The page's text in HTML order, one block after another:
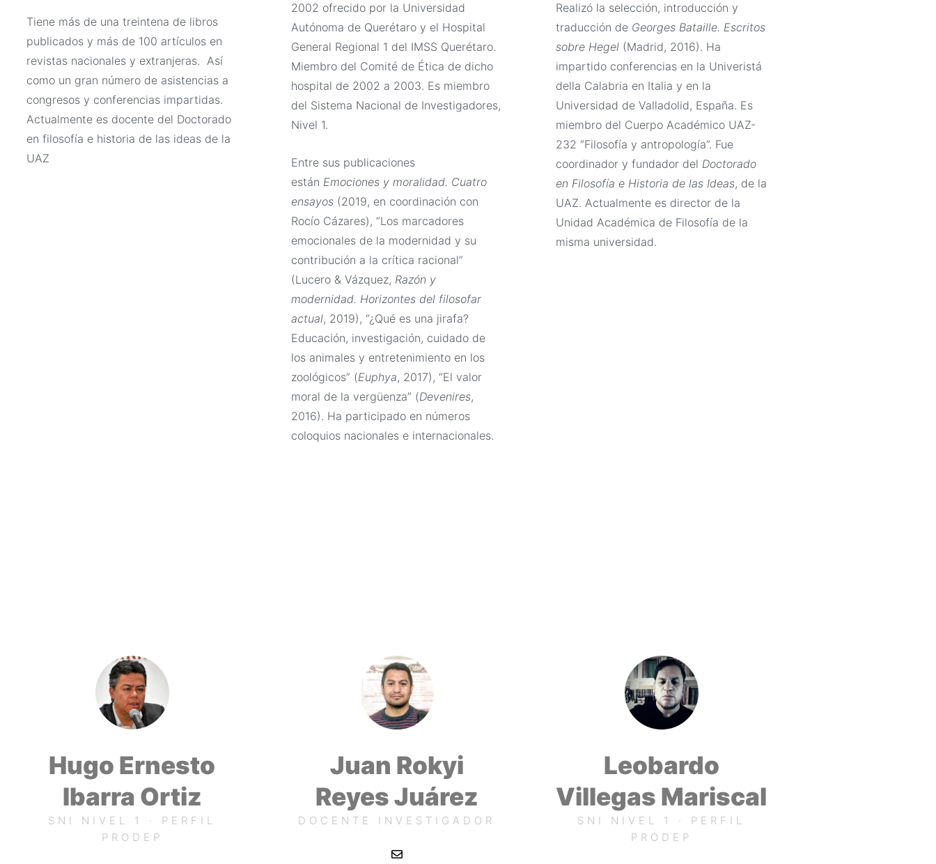
Tiene más de una treintena de libros
publicados y más de 100 artículos en
revistas nacionales y extranjeras. Así
como un gran número de asistencias a
congresos y conferencias impartidas.
Actualmente es docente del Doctorado
en filosofía e historia de las ideas de la
UAZ
2002 ofrecido por la Universidad
Autónoma de Querétaro y el Hospital
General Regional 1 del IMSS Querétaro.
Miembro del Comité de Ética de dicho
hospital de 2002 a 2003. Es miembro
del Sistema Nacional de Investigadores,
Nivel 1.
Entre sus publicaciones
están Emociones y moralidad. Cuatro
ensayos(2019, en coordinación con
Rocío Cázares), “Los marcadores
emocionales de la modernidad y su
contribución a la crítica racional”
(Lucero & Vázquez, Razón y
modernidad. Horizontes del filosofar
actual, 2019), “¿Qué es una jirafa?
Educación, investigación, cuidado de
los animales y entretenimiento en los
zoológicos” (Euphya, 2017), “El valor
moral de la vergüenza” (Devenires,
2016). Ha participado en números
coloquios nacionales e internacionales.
Realizó la selección, introducción y
traducción de Georges Bataille. Escritos
sobre Hegel(Madrid, 2016). Ha
impartido conferencias en la Univeristá
della Calabria en Italia y en la
Universidad de Valladolid, España. Es
miembro del Cuerpo Académico UAZ-
232 “Filosofía y antropología”. Fue
coordinador y fundador del Doctorado
en Filosofía e Historia de las Ideas, de la
UAZ. Actualmente es director de la
Unidad Académica de Filosofía de la
misma universidad.
Hugo Ernesto
Ibarra Ortiz
SNI NIVEL 1 · PERFIL
PRODEP
Juan Rokyi
Reyes Juárez
DOCENTE INVESTIGADOR
E
n
Leobardo
Villegas Mariscal
SNI NIVEL 1 · PERFIL
PRODEP